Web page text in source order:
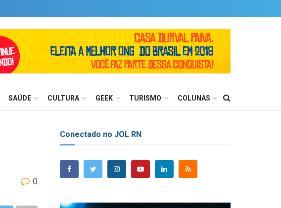
SAÚDE CULTURA GEEK TURISMO COLUNAS
0
Conectado no JOL RN